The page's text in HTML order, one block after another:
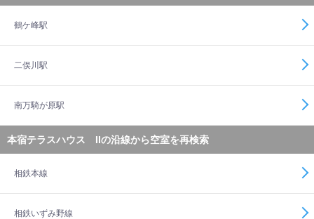
鶴ケ峰駅
二俣川駅
南万騎が原駅
本宿テラスハウス IIの沿線から空室を再検索
相鉄本線
相鉄いずみ野線